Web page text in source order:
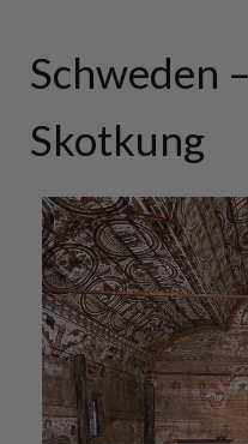
Schweden
Skotkung